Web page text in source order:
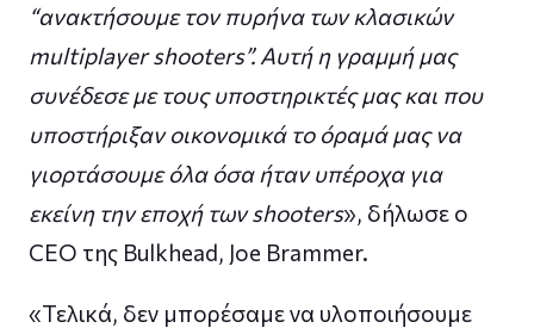
“ανακτήσουμε τον πυρήνα των κλασικών
multiplayer shooters”. Αυτή η γραμμή μας
συνέδεσε με τους υποστηρικτές μας και που
υποστήριξαν οικονομικά το όραμά μας να
γιορτάσουμε όλα όσα ήταν υπέροχα για
εκείνη την εποχή των shooters», δήλωσε ο
CEO της Bulkhead, Joe Brammer.
«Τελικά, δεν μπορέσαμε να υλοποιήσουμε